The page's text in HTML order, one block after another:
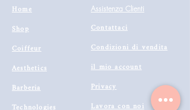
Home
Shop
Coiffeur
Aesthetics
Barberia
Assistenza Clienti
Contattaci
Condizioni di vendita
il mio account
Privacy
Lavora con noi